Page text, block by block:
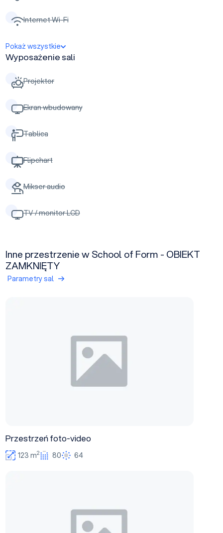
Internet Wi-Fi
Pokaż wszystkie
Wyposażenie sali
Projektor
Ekran wbudowany
Tablica
Flipchart
Mikser audio
TV / monitor LCD
Inne przestrzenie w School of Form - OBIEKT
ZAMKNIĘTY
Parametry sal
Przestrzeń foto-video
123 m2 80 64